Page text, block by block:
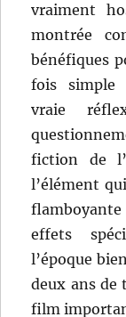
vraiment
montrée
bénéfiques
fois simple
vraie
fiction de
l’élément
effets
l’époque
deux ans de
film